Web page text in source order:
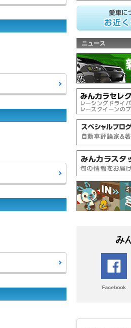
ニュース
み
Facebook